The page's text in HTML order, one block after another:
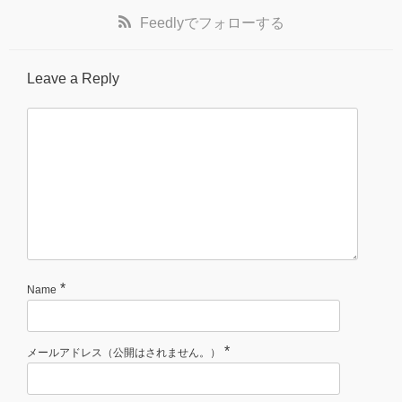
Feedlyでフォローする
Leave a Reply
Name *
メールアドレス（公開はされません。） *